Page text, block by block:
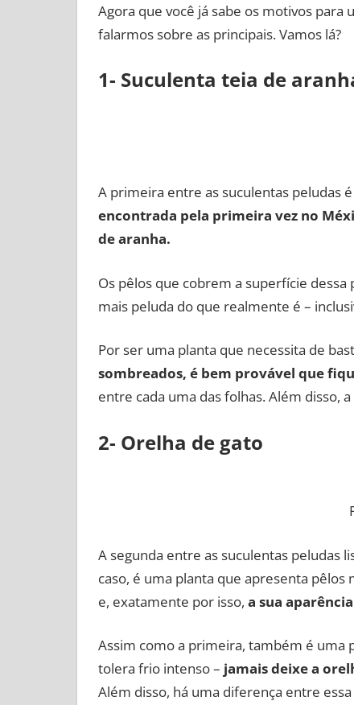
Agora que você já sabe os motivos
falarmos sobre as principais. Vamos lá?
1- Suculenta teia de
A primeira entre as suculentas peludas
encontrada pela primeira vez no
de aranha.
Os pêlos que cobrem a superfície
mais peluda do que realmente é –
Por ser uma planta que necessita de
sombreados, é bem provável que
entre cada uma das folhas. Além disso,
2- Orelha de gato
A segunda entre as suculentas peludas
caso, é uma planta que apresenta
e, exatamente por isso, a sua
Assim como a primeira, também é uma
tolera frio intenso – jamais deixe a
Além disso, há uma diferença entre